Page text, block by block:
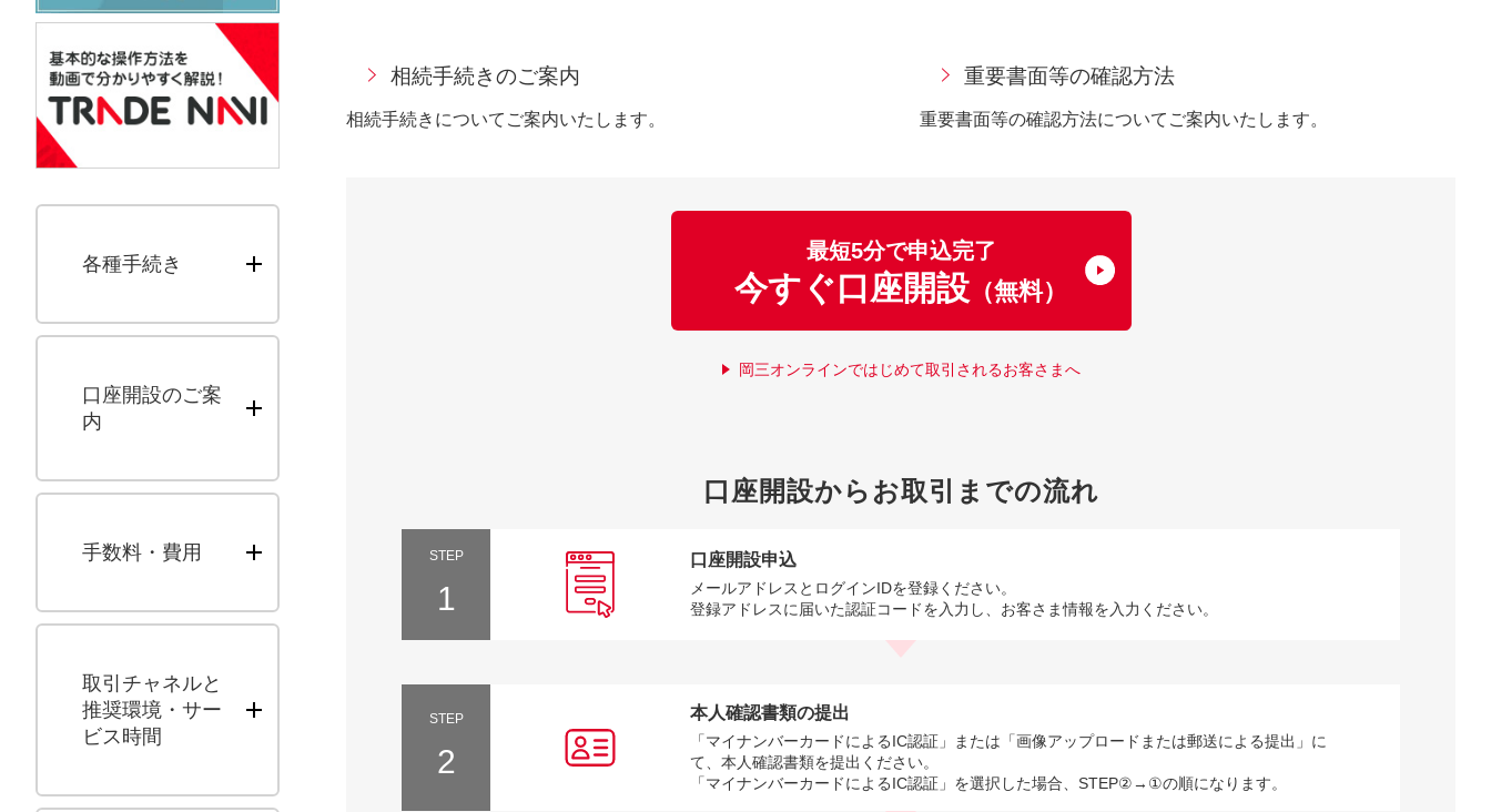
相続手続きのご案内
相続手続きについてご案内いたします。
重要書面等の確認方法
重要書面等の確認方法についてご案内いたします。
最短5分で申込完了
今すぐ口座開設 （無料）
岡三オンラインではじめて取引されるお客さまへ
口座開設からお取引までの流れ
STEP
1
口座開設申込
メールアドレスとログインIDを登録ください。
登録アドレスに届いた認証コードを入力し、お客さま情報を入力ください。
STEP
2
本人確認書類の提出
「マイナンバーカードによるIC認証」または「画像アップロードまたは郵送による提出」に
て、本人確認書類を提出ください。
「マイナンバーカードによるIC認証」を選択した場合、STEP②→①の順になります。
各種手続き
口座開設のご案
内
手数料・費用
取引チャネルと
推奨環境・サー
ビス時間